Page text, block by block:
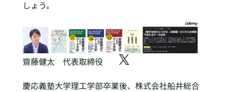
しょう。
齋藤健太 代表取締役
慶応義塾大学理工学部卒業後、株式会社船井総合